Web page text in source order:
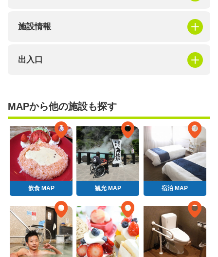
施設情報
出入口
MAPから他の施設も探す
飲食 MAP 観光 MAP 宿泊 MAP